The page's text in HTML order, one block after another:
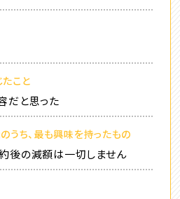
たこと
だと思った
うち、最も興味を持ったもの
後の減額は一切しません